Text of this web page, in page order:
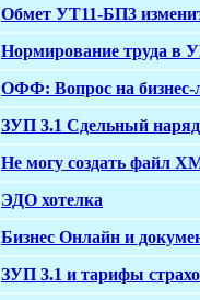
Обмет УТ11-БП3
Нормирование труда в
ОФФ: Вопрос на бизнес-
ЗУП 3.1 Сдельный
Не могу создать файл
ЭДО хотелка
Бизнес Онлайн и
ЗУП 3.1 и тарифы